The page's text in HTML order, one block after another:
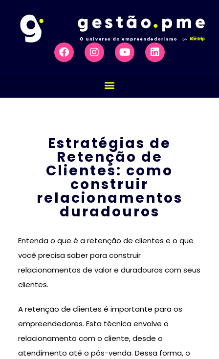
Estratégias de
Retenção de
Clientes: como
construir
relacionamentos
duradouros
Entenda o que é a retenção de clientes e o que
você precisa saber para construir
relacionamentos de valor e duradouros com seus
clientes.
A retenção de clientes é importante para os
empreendedores. Esta técnica envolve o
relacionamento com o cliente, desde o
atendimento até o pós-venda. Dessa forma, o